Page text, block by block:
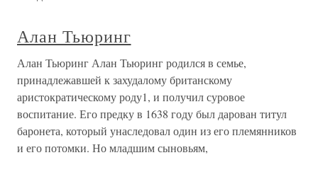
Алан Тьюринг
Алан Тьюринг Алан Тьюринг родился в семье,
принадлежавшей к захудалому британскому
аристократическому роду1, и получил суровое
воспитание. Его предку в 1638 году был дарован титул
баронета, который унаследовал один из его племянников
и его потомки. Но младшим сыновьям,